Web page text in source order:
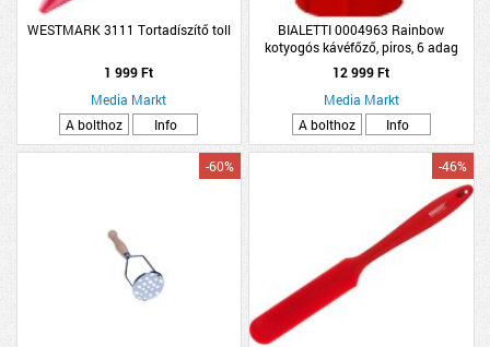
WESTMARK 3111 Tortadíszítő toll
1 999 Ft
Media Markt
A bolthoz
Info
BIALETTI 0004963 Rainbow
kotyogós kávéfőző, piros, 6 adag
12 999 Ft
Media Markt
A bolthoz
Info
-60% -46%